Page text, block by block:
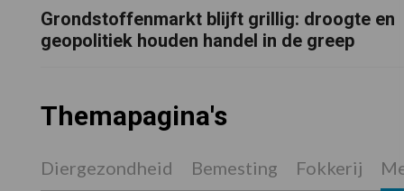
Grondstoffenmarkt blijft grillig: droogte en
geopolitiek houden handel in de greep
Themapagina's
Diergezondheid Bemesting Fokkerij